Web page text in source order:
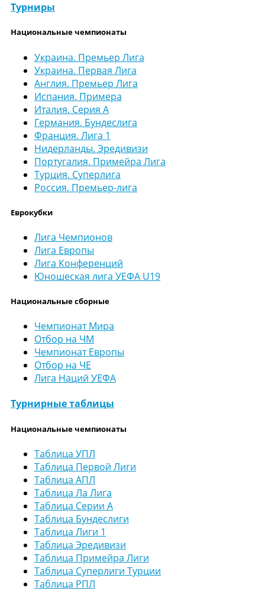
Турниры
Национальные чемпионаты
Украина. Премьер Лига
Украина. Первая Лига
Англия. Премьер Лига
Испания. Примера
Италия. Серия А
Германия. Бундеслига
Франция. Лига 1
Нидерланды. Эредивизи
Португалия. Примейра Лига
Турция. Суперлига
Россия. Премьер-лига
Еврокубки
Лига Чемпионов
Лига Европы
Лига Конференций
Юношеская лига УЕФА U19
Национальные сборные
Чемпионат Мира
Отбор на ЧМ
Чемпионат Европы
Отбор на ЧЕ
Лига Наций УЕФА
Турнирные таблицы
Национальные чемпионаты
Таблица УПЛ
Таблица Первой Лиги
Таблица АПЛ
Таблица Ла Лига
Таблица Серии А
Таблица Бундеслиги
Таблица Лиги 1
Таблица Эредивизи
Таблица Примейра Лиги
Таблица Суперлиги Турции
Таблица РПЛ